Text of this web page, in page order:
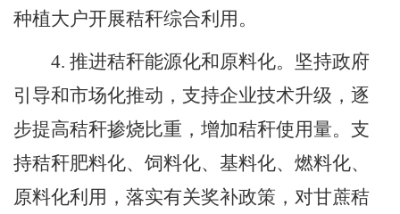
种植大户开展秸秆综合利用。
4. 推进秸秆能源化和原料化。坚持政府
引导和市场化推动，支持企业技术升级，逐
步提高秸秆掺烧比重，增加秸秆使用量。支
持秸秆肥料化、饲料化、基料化、燃料化、
原料化利用，落实有关奖补政策，对甘蔗秸